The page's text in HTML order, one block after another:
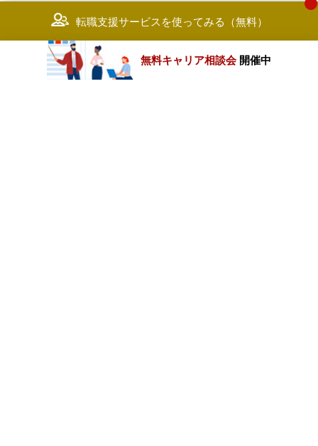
転職支援サービスを使ってみる（無料）
無料キャリア相談会 開催中